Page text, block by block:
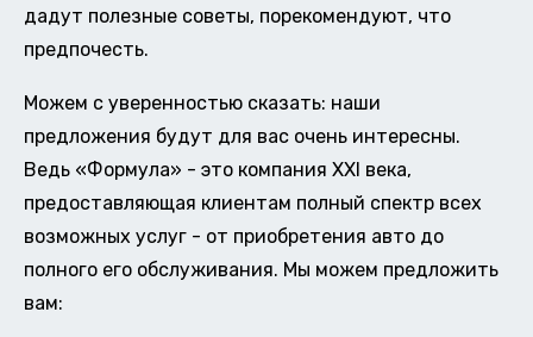
дадут полезные советы, порекомендуют, что
предпочесть.
Можем с уверенностью сказать: наши
предложения будут для вас очень интересны.
Ведь «Формула» - это компания XXI века,
предоставляющая клиентам полный спектр всех
возможных услуг - от приобретения авто до
полного его обслуживания. Мы можем предложить
вам: